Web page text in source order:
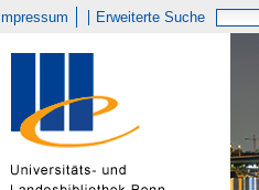
Impressum Erweiterte Suche